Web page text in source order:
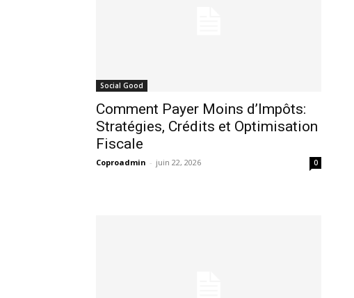
Social Good
Comment Payer Moins d’Impôts:
Stratégies, Crédits et Optimisation
Fiscale
Coproadmin - juin 22, 2026 0